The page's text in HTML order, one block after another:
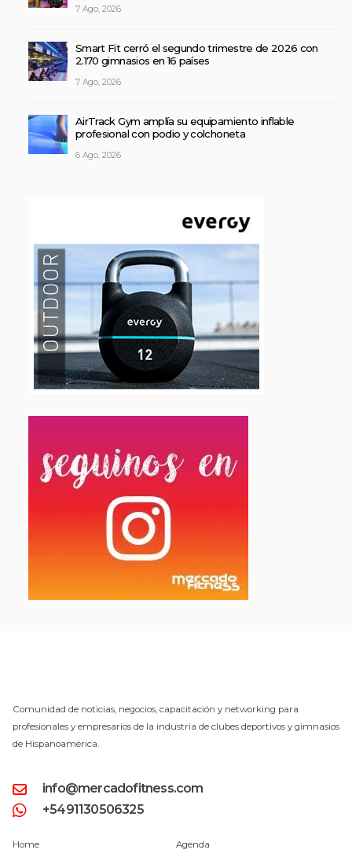
7 Ago, 2026
Smart Fit cerró el segundo trimestre de 2026 con
2.170 gimnasios en 16 países
7 Ago, 2026
AirTrack Gym amplía su equipamiento inflable
profesional con podio y colchoneta
6 Ago, 2026
Comunidad de noticias, negocios, capacitación y networking para
profesionales y empresarios de la industria de clubes deportivos y gimnasios
de Hispanoamérica.
info@mercadofitness.com
+5491130506325
Home Agenda